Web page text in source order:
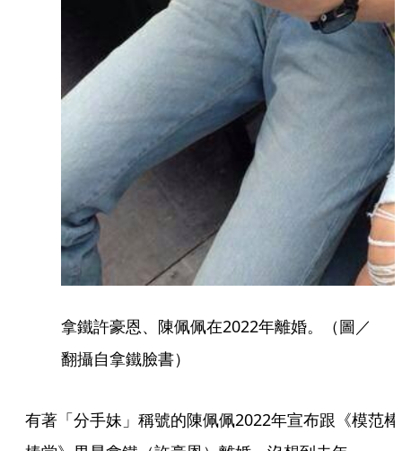
拿鐵許豪恩、陳佩佩在2022年離婚。（圖／
翻攝自拿鐵臉書）
有著「分手妹」稱號的陳佩佩2022年宣布跟《模范棒